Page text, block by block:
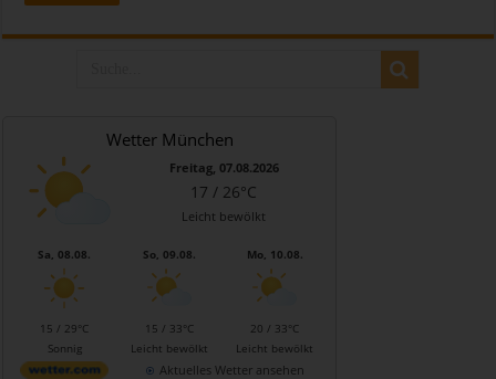
Wetter München
Freitag, 07.08.2026
17 / 26°C
Leicht bewölkt
Sa, 08.08.
15 / 29°C
Sonnig
So, 09.08.
15 / 33°C
Leicht bewölkt
Mo, 10.08.
20 / 33°C
Leicht bewölkt
Aktuelles Wetter ansehen